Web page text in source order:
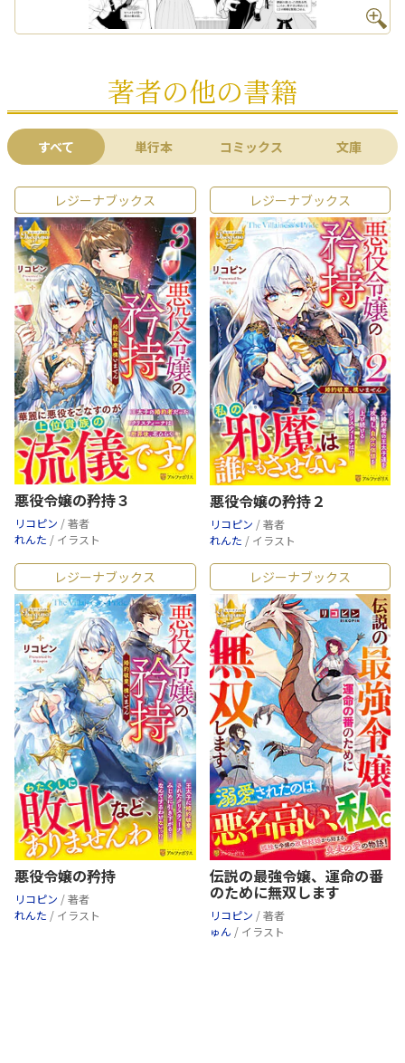
著者の他の書籍
すべて 単行本 コミックス 文庫
レジーナブックス
悪役令嬢の矜持３
リコピン / 著者
れんた / イラスト
レジーナブックス
悪役令嬢の矜持２
リコピン / 著者
れんた / イラスト
レジーナブックス
悪役令嬢の矜持
リコピン / 著者
れんた / イラスト
レジーナブックス
伝説の最強令嬢、運命の番
のために無双します
リコピン / 著者
ゅん / イラスト